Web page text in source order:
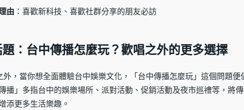
由 ：喜歡新科技、喜歡社群分享的朋友必訪
：台中傳播怎麼玩？歡唱之外的更多選擇
外，當你想全面體驗台中娛樂文化，「台中傳播怎麼玩」這個問題便
播」多指台中的娛樂場所、派對活動、促銷活動及夜市巡禮等，將
添更多生活樂趣。